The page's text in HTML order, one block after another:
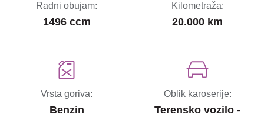
Radni obujam:
1496 ccm
Kilometraža:
20.000 km
Vrsta goriva:
Benzin
Oblik karoserije:
Terensko vozilo -